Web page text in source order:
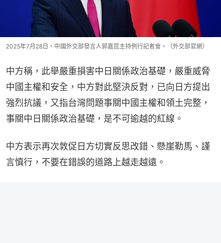
2025年7月28日，中國外交部發言人郭嘉昆主持例行記者會。（外交部官網）
中方稱，此舉嚴重損害中日關係政治基礎，嚴重威脅
中國主權和安全，中方對此堅決反對，已向日方提出
強烈抗議，又指台灣問題事關中國主權和領土完整，
事關中日關係政治基礎，是不可逾越的紅線。
中方表示再次敦促日方切實反思改錯、懸崖勒馬、謹
言慎行，不要在錯誤的道路上越走越遠。